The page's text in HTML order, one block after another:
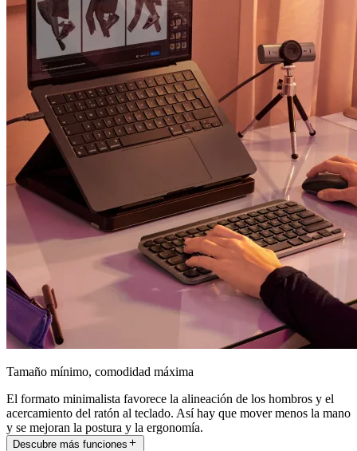
Tamaño mínimo, comodidad máxima
El formato minimalista favorece la alineación de los hombros y el
acercamiento del ratón al teclado. Así hay que mover menos la mano
y se mejoran la postura y la ergonomía.
Descubre más funciones